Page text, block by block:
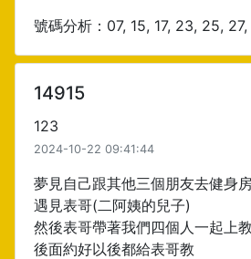
號碼分析：07, 15, 17, 23, 25,
14915
123
2024-10-22 09:41:44
夢見自己跟其他三個朋友去健身
遇見表哥(二阿姨的兒子)
然後表哥帶著我們四個人一起上
後面約好以後都給表哥教